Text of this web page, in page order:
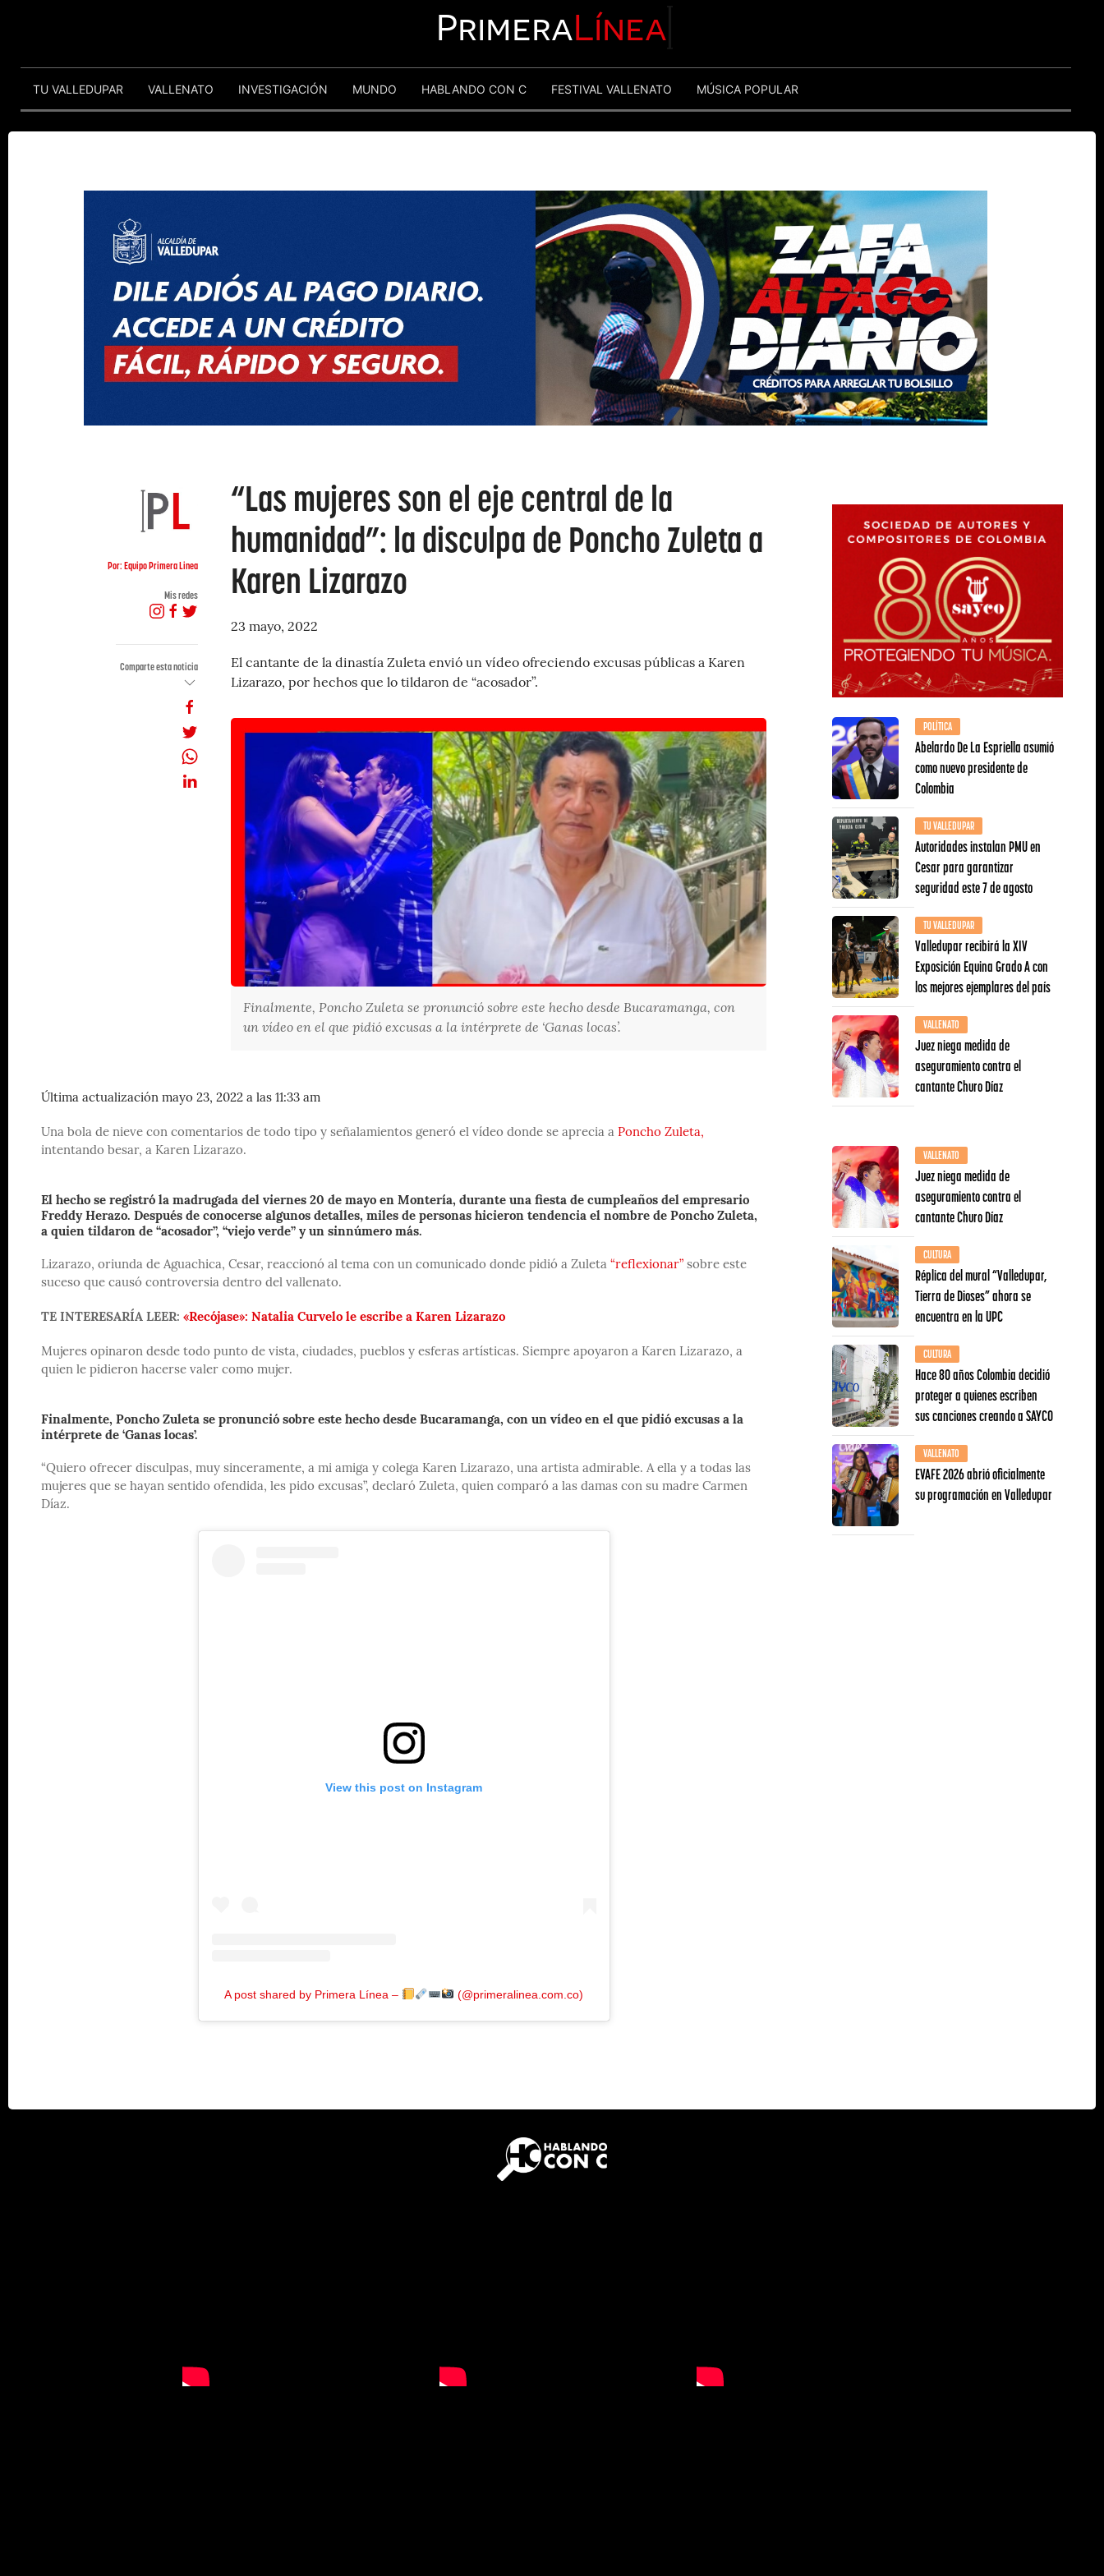
PrimeraLínea
TU VALLEDUPAR VALLENATO INVESTIGACIÓN MUNDO HABLANDO CON C FESTIVAL VALLENATO MÚSICA POPULAR
Por: Equipo Primera Linea
Mis redes
Comparte esta noticia
“Las mujeres son el eje central de la
humanidad”: la disculpa de Poncho Zuleta a
Karen Lizarazo
23 mayo, 2022
El cantante de la dinastía Zuleta envió un vídeo ofreciendo excusas públicas a Karen
Lizarazo, por hechos que lo tildaron de “acosador”.
Finalmente, Poncho Zuleta se pronunció sobre este hecho desde Bucaramanga, con
un vídeo en el que pidió excusas a la intérprete de ‘Ganas locas’.
Última actualización mayo 23, 2022 a las 11:33 am
Una bola de nieve con comentarios de todo tipo y señalamientos generó el vídeo donde se aprecia a Poncho Zuleta,
intentando besar, a Karen Lizarazo.
El hecho se registró la madrugada del viernes 20 de mayo en Montería, durante una fiesta de cumpleaños del empresario
Freddy Herazo. Después de conocerse algunos detalles, miles de personas hicieron tendencia el nombre de Poncho Zuleta,
a quien tildaron de “acosador”, “viejo verde” y un sinnúmero más.
Lizarazo, oriunda de Aguachica, Cesar, reaccionó al tema con un comunicado donde pidió a Zuleta “reflexionar” sobre este
suceso que causó controversia dentro del vallenato.
TE INTERESARÍA LEER: «Recójase»: Natalia Curvelo le escribe a Karen Lizarazo
Mujeres opinaron desde todo punto de vista, ciudades, pueblos y esferas artísticas. Siempre apoyaron a Karen Lizarazo, a
quien le pidieron hacerse valer como mujer.
Finalmente, Poncho Zuleta se pronunció sobre este hecho desde Bucaramanga, con un vídeo en el que pidió excusas a la
intérprete de ‘Ganas locas’.
“Quiero ofrecer disculpas, muy sinceramente, a mi amiga y colega Karen Lizarazo, una artista admirable. A ella y a todas las
mujeres que se hayan sentido ofendida, les pido excusas”, declaró Zuleta, quien comparó a las damas con su madre Carmen
Díaz.
View this post on Instagram
A post shared by Primera Línea – (@primeralinea.com.co)
POLÍTICA
Abelardo De La Espriella asumió
como nuevo presidente de
Colombia
TU VALLEDUPAR
Autoridades instalan PMU en
Cesar para garantizar
seguridad este 7 de agosto
TU VALLEDUPAR
Valledupar recibirá la XIV
Exposición Equina Grado A con
los mejores ejemplares del país
VALLENATO
Juez niega medida de
aseguramiento contra el
cantante Churo Díaz
VALLENATO
Juez niega medida de
aseguramiento contra el
cantante Churo Díaz
CULTURA
Réplica del mural “Valledupar,
Tierra de Dioses” ahora se
encuentra en la UPC
CULTURA
Hace 80 años Colombia decidió
proteger a quienes escriben
sus canciones creando a SAYCO
VALLENATO
EVAFE 2026 abrió oficialmente
su programación en Valledupar